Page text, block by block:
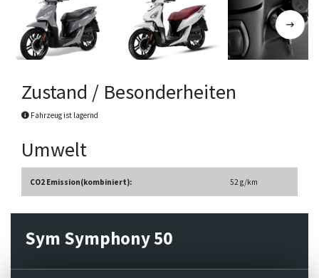
Zustand / Besonderheiten
Fahrzeug ist lagernd
Umwelt
CO2 Emission(kombiniert): 52 g/km
Sym Symphony 50